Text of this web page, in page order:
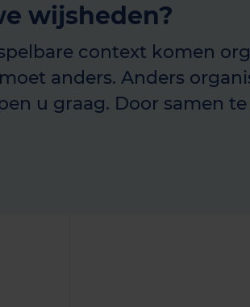
wijsheden?
context komen
anders. Anders
u graag. Door samen